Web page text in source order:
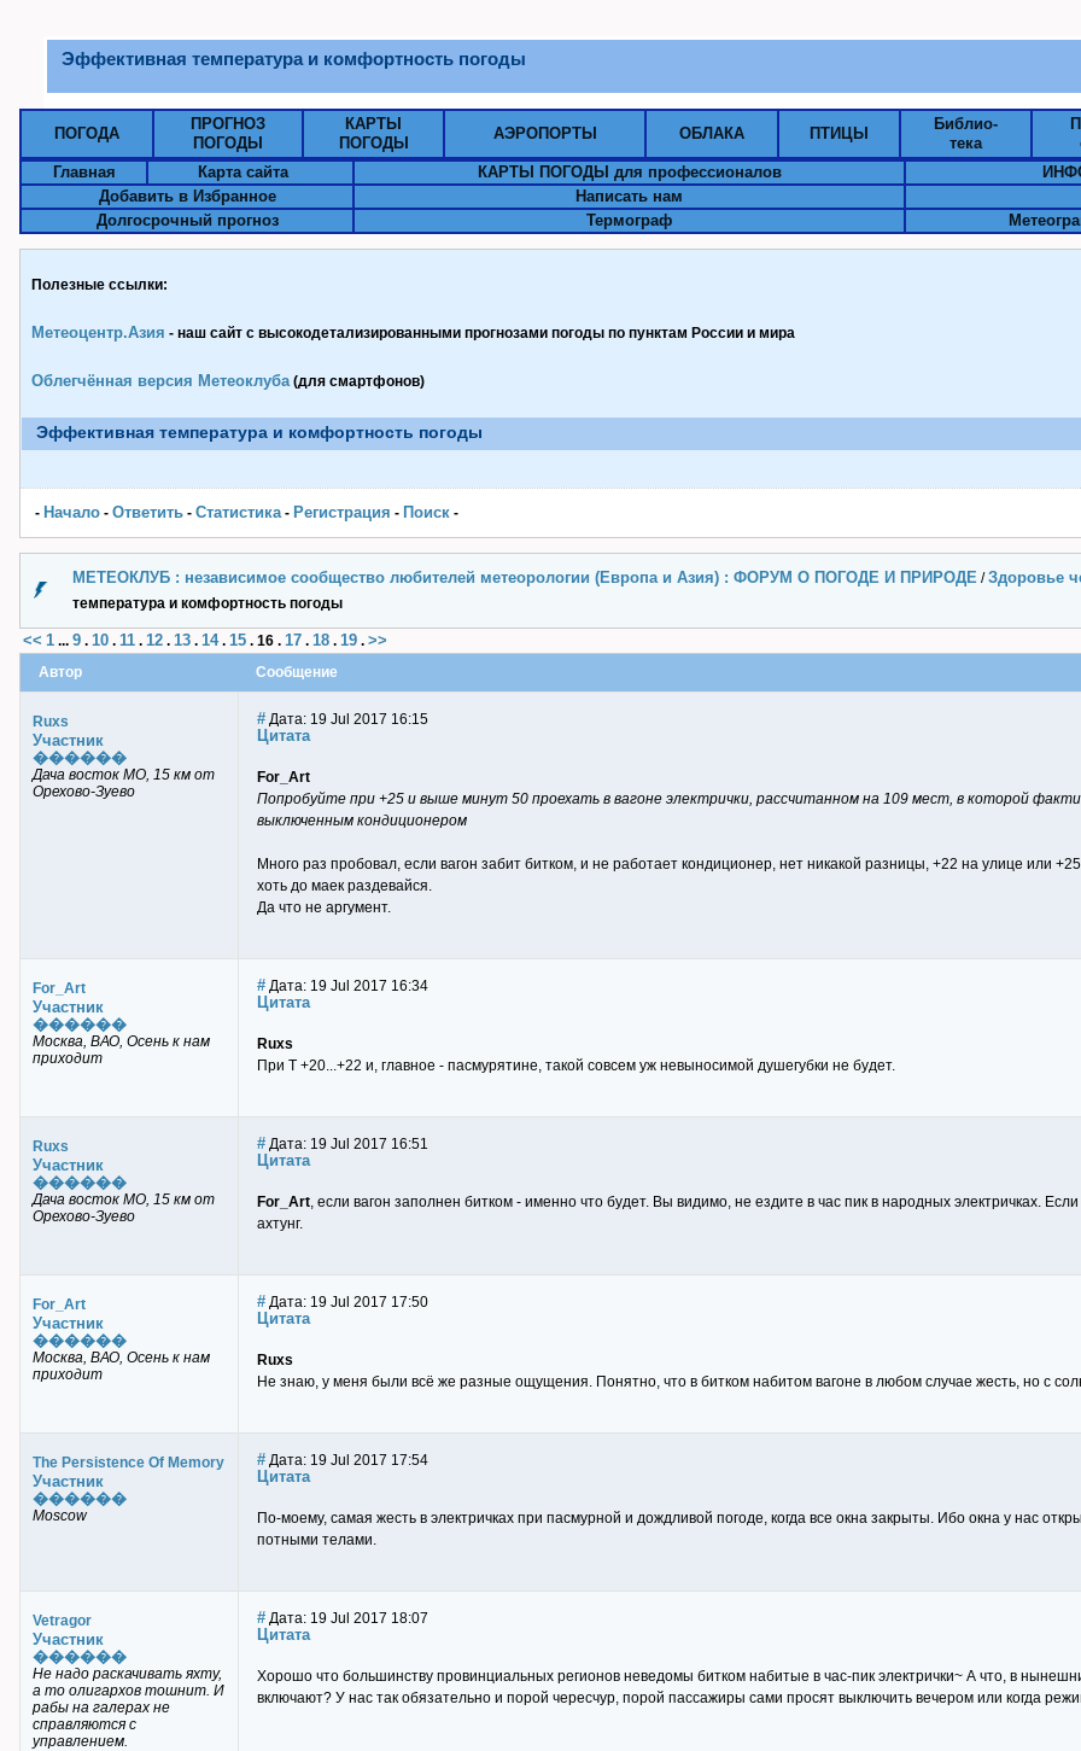
Эффективная температура и комфортность погоды
ПОГОДА
ПРОГНОЗ
ПОГОДЫ
КАРТЫ
ПОГОДЫ
АЭРОПОРТЫ ОБЛАКА ПТИЦЫ
Библио-
тека
Главная
Карта сайта КАРТЫ ПОГОДЫ для профессионалов
Добавить в Избранное
Написать нам
Долгосрочный прогноз
Термограф
Полезные ссылки:
Метеоцентр.Азия - наш сайт с высокодетализированными прогнозами погоды по пунктам Pоссии и мира
Облегчённая версия Метеоклуба(для смартфонов)
Эффективная температура и комфортность погоды
- Начало - Ответить - Статистика- Pегистрация - Поиск -
МЕТЕОКЛУБ : независимое сообщество любителей метеорологии (Европа и Азия) : ФОРУМ О ПОГОДЕ И ПРИРОДЕ /Здоровье
температура и комфортность погоды
<< 1 ... 9 . 10 . 11 . 12 . 13 . 14. 15 . 16 . 17 . 18 . 19 . >>
Автор Сообщение
Ruxs
Участник
������
Дача восток МО, 15 км от
Орехово-Зуево
# Дата: 19 Jul 2017 16:15
Цитата
For_Art
Попробуйте при +25 и выше минут 50 проехать в вагоне электрички, рассчитанном на 109 мест, в которой
выключенным кондиционером
Много раз пробовал, если вагон забит битком, и не работает кондиционер, нет никакой разницы, +22 на улице или
хоть до маек раздевайся.
Да что не аргумент.
For_Art
Участник
������
Москва, ВАО, Осень к нам
приходит
# Дата: 19 Jul 2017 16:34
Цитата
Ruxs
При Т +20...+22 и, главное - пасмурятине, такой совсем уж невыносимой душегубки не будет.
Ruxs
Участник
������
Дача восток МО, 15 км от
Орехово-Зуево
# Дата: 19 Jul 2017 16:51
Цитата
For_Art, если вагон заполнен битком - именно что будет. Вы видимо, не ездите в час пик в народных электричках.
ахтунг.
For_Art
Участник
������
Москва, ВАО, Осень к нам
приходит
# Дата: 19 Jul 2017 17:50
Цитата
Ruxs
Не знаю, у меня были всё же разные ощущения. Понятно, что в битком набитом вагоне в любом случае жесть, но с
The Persistence Of Memory
Участник
������
Moscow
# Дата: 19 Jul 2017 17:54
Цитата
По-моему, самая жесть в электричках при пасмурной и дождливой погоде, когда все окна закрыты. Ибо окна у нас
потными телами.
Vetragor
Участник
������
Не надо раскачивать яхту,
а то олигархов тошнит. И
рабы на галерах не
справляются с
управлением.
# Дата: 19 Jul 2017 18:07
Цитата
Хорошо что большинству провинциальных регионов неведомы битком набитые в час-пик электрички~ А что, в
включают? У нас так обязательно и порой чересчур, порой пассажиры сами просят выключить вечером или когда